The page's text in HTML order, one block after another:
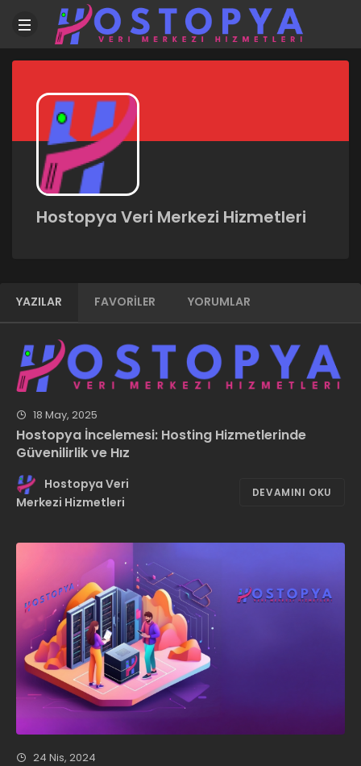
Hostopya Veri Merkezi Hizmetleri
YAZILAR FAVORILER YORUMLAR
18 May, 2025
Hostopya İncelemesi: Hosting Hizmetlerinde
Güvenilirlik ve Hız
Hostopya Veri
Merkezi Hizmetleri
DEVAMINI OKU
24 Nis, 2024